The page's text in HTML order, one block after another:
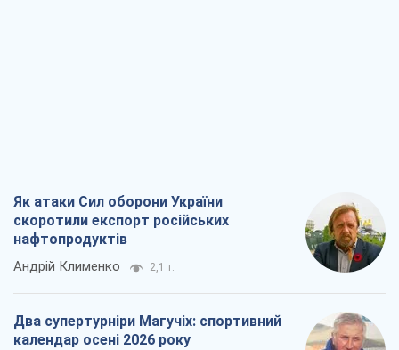
Як атаки Сил оборони України
скоротили експорт російських
нафтопродуктів
Андрій Клименко 2,1 т.
Два супертурніри Магучіх: спортивний
календар осені 2026 року